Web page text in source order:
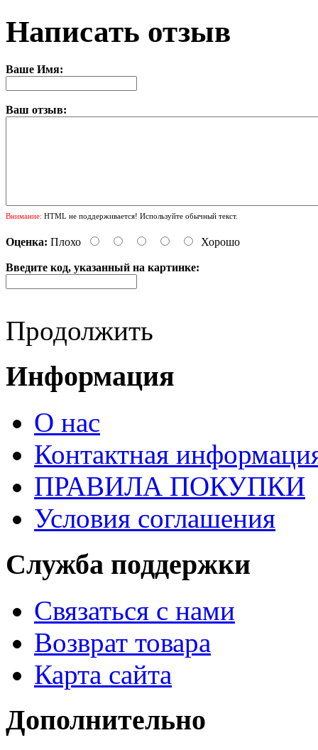
Написать отзыв
Ваше Имя:
Ваш отзыв:
Внимание: HTML не поддерживается! Используйте обычный текст.
Оценка: Плохо Хорошо
Введите код, указанный на картинке:
Продолжить
Информация
О нас
Контактная
ПРАВИЛА ПОКУПКИ
Условия соглашения
Служба поддержки
Связаться с нами
Возврат товара
Карта сайта
Дополнительно